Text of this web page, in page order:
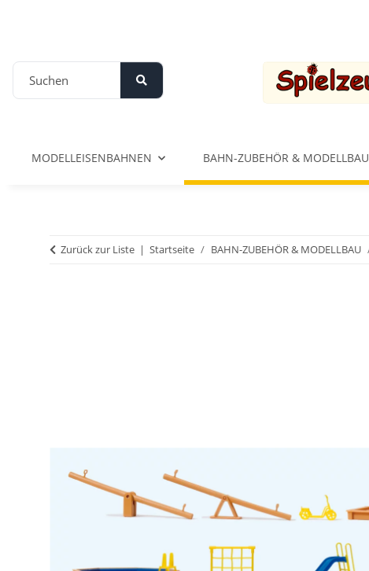
MODELLEISENBAHNEN BAHN-ZUBEHÖR & MODELLBAU
Zurück zur Liste Startseite BAHN-ZUBEHÖR & MODELLBAU